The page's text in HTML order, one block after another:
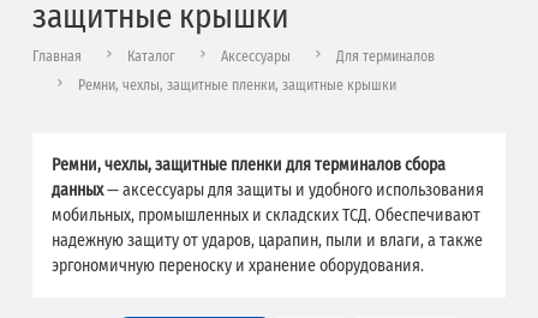
защитные крышки
Главная Каталог Аксессуары
Для терминалов
Ремни, чехлы, защитные пленки, защитные крышки
Ремни, чехлы, защитные пленки для терминалов сбора
данных— аксессуары для защиты и удобного использования
мобильных, промышленных и складских ТСД. Обеспечивают
надежную защиту от ударов, царапин, пыли и влаги, а также
эргономичную переноску и хранение оборудования.